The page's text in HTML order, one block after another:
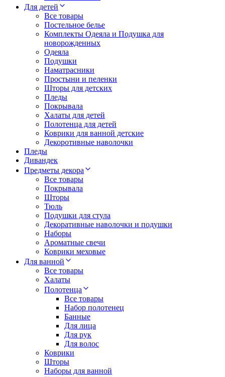
Для детей
Все товары
Постельное белье
Комплекты Одеяла и Подушка для
новорожденных
Одеяла
Подушки
Наматрасники
Простыни и пеленки
Шторы для детских
Пледы
Покрывала
Халаты для детей
Полотенца для детей
Коврики для ванной детские
Декоротивные наволочки
Пледы
Дивандек
Предметы декора
Все товары
Покрывала
Шторы
Тюль
Подушки для стула
Декоративные наволочки и подушки
Наборы
Ароматные свечи
Коврики меховые
Для ванной
Все товары
Халаты
Полотенца
Все товары
Набор полотенец
Банные
Для лица
Для рук
Для волос
Коврики
Шторы
Наборы для ванной